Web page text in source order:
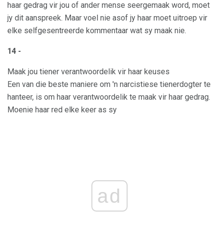
haar gedrag vir jou of ander mense seergemaak word, moet
jy dit aanspreek. Maar voel nie asof jy haar moet uitroep vir
elke selfgesentreerde kommentaar wat sy maak nie.
14 -
Maak jou tiener verantwoordelik vir haar keuses
Een van die beste maniere om 'n narcistiese tienerdogter te
hanteer, is om haar verantwoordelik te maak vir haar gedrag.
Moenie haar red elke keer as sy
ad